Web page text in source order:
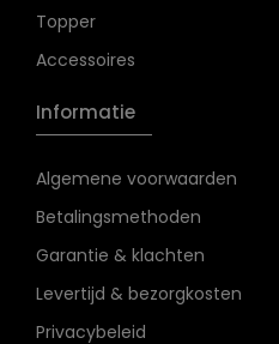
Topper
Accessoires
Informatie
Algemene voorwaarden
Betalingsmethoden
Garantie & klachten
Levertijd & bezorgkosten
Privacybeleid